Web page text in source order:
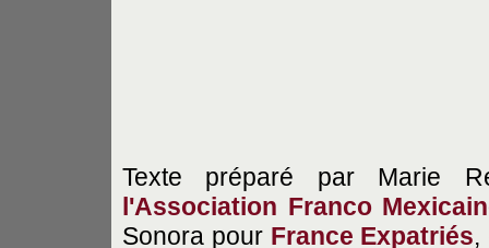
Texte préparé par Marie
l'Association Franco
Sonora pour France Expatriés,